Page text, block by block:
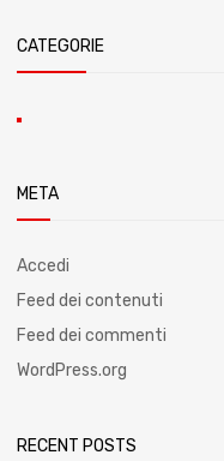
CATEGORIE
META
Accedi
Feed dei contenuti
Feed dei commenti
WordPress.org
RECENT POSTS